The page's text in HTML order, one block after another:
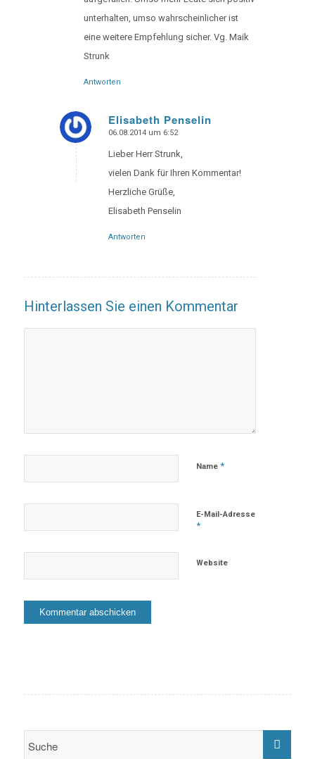
unterhalten, umso wahrscheinlicher ist
eine weitere Empfehlung sicher. Vg. Maik
Strunk
Antworten
Elisabeth Penselin
says:
06.08.2014 um 6:52
Lieber Herr Strunk,
vielen Dank für Ihren Kommentar!
Herzliche Grüße,
Elisabeth Penselin
Antworten
Hinterlassen Sie einen Kommentar
Name *
E-Mail-Adresse
*
Website